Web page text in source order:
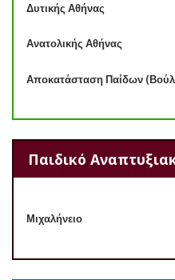
Δυτικής Αθήνας
Ανατολικής Αθήνας
Αποκατάσταση Παίδων
Παιδικό
Μιχαλήνειο